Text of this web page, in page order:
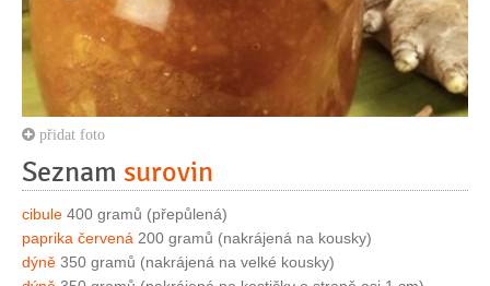
přidat foto
Seznam surovin
cibule 400 gramů (přepůlená)
paprika červená 200 gramů (nakrájená na kousky)
dýně 350 gramů (nakrájená na velké kousky)